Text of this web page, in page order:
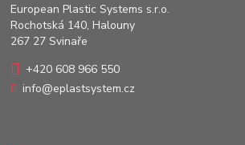
European Plastic Systems s.r.o.
Rochotská 140, Halouny
267 27 Svinaře
+420 608 966 550
info@eplastsystem.cz